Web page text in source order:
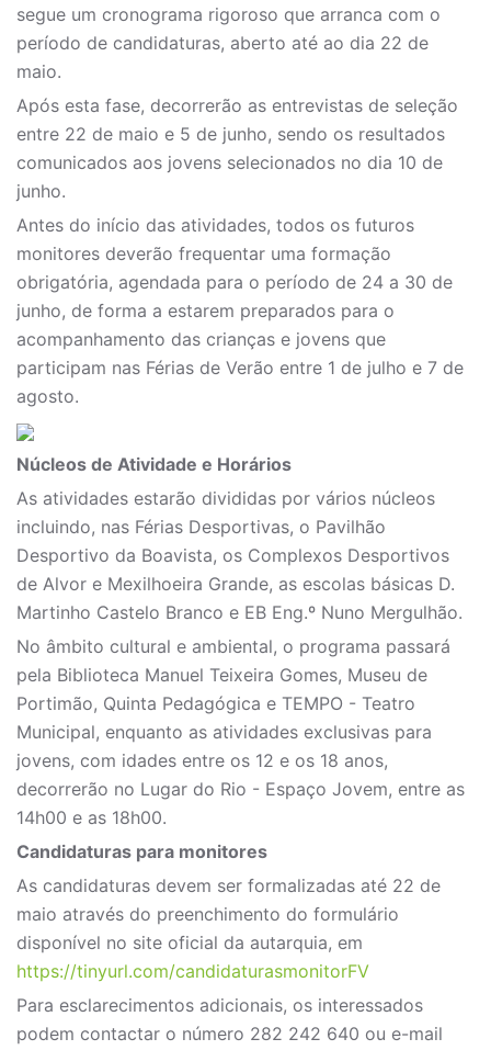
segue um cronograma rigoroso que arranca com o
período de candidaturas, aberto até ao dia 22 de
maio.
Após esta fase, decorrerão as entrevistas de seleção
entre 22 de maio e 5 de junho, sendo os resultados
comunicados aos jovens selecionados no dia 10 de
junho.
Antes do início das atividades, todos os futuros
monitores deverão frequentar uma formação
obrigatória, agendada para o período de 24 a 30 de
junho, de forma a estarem preparados para o
acompanhamento das crianças e jovens que
participam nas Férias de Verão entre 1 de julho e 7 de
agosto.
Núcleos de Atividade e Horários
As atividades estarão divididas por vários núcleos
incluindo, nas Férias Desportivas, o Pavilhão
Desportivo da Boavista, os Complexos Desportivos
de Alvor e Mexilhoeira Grande, as escolas básicas D.
Martinho Castelo Branco e EB Eng.º Nuno Mergulhão.
No âmbito cultural e ambiental, o programa passará
pela Biblioteca Manuel Teixeira Gomes, Museu de
Portimão, Quinta Pedagógica e TEMPO - Teatro
Municipal, enquanto as atividades exclusivas para
jovens, com idades entre os 12 e os 18 anos,
decorrerão no Lugar do Rio - Espaço Jovem, entre as
14h00 e as 18h00.
Candidaturas para monitores
As candidaturas devem ser formalizadas até 22 de
maio através do preenchimento do formulário
disponível no site oficial da autarquia, em
https://tinyurl.com/candidaturasmonitorFV
Para esclarecimentos adicionais, os interessados
podem contactar o número 282 242 640 ou e-mail